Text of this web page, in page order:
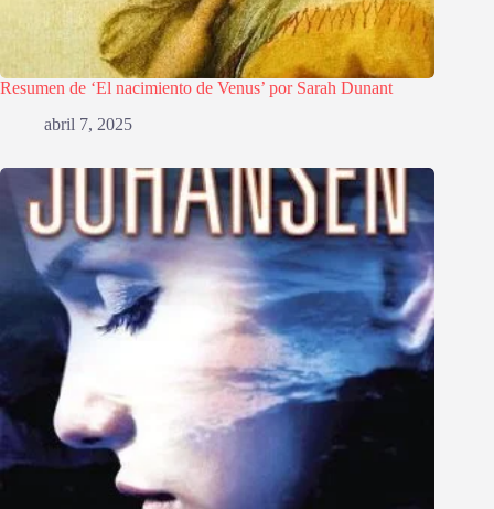
Resumen de ‘El nacimiento de Venus’ por Sarah Dunant
abril 7, 2025